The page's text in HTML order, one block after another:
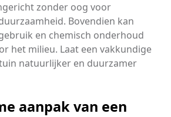
zonder oog voor
Bovendien kan
en chemisch onderhoud
het milieu. Laat een vakkundige
natuurlijker en duurzamer
aanpak van een